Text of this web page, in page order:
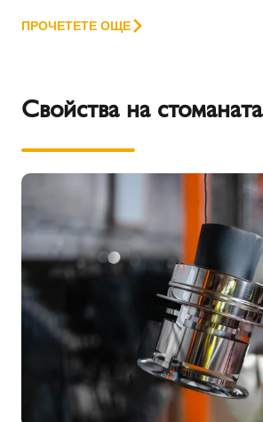
ПРОЧЕТЕТЕ ОЩЕ
Свойства на стоманата